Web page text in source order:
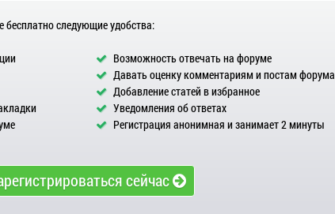
бесплатно следующие удобства:
Возможность отвечать на форуме
Давать оценку комментариям и постам форума
Добавление статей в избранное
Уведомления об ответах
Регистрация анонимная и занимает 2 минуты
сейчас